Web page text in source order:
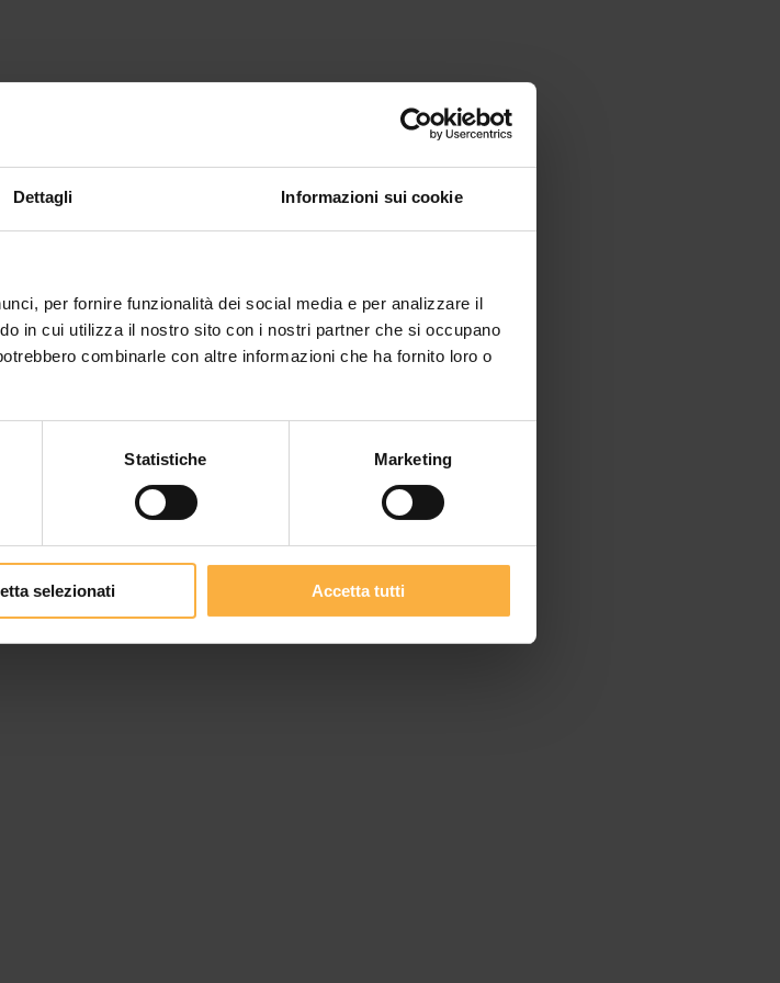
Dettagli Informazioni sui cookie
per fornire funzionalità dei social media e per analizzare il
in cui utilizza il nostro sito con i nostri partner che si occupano
combinarle con altre informazioni che ha fornito loro o
Statistiche Marketing
selezionati Accetta tutti